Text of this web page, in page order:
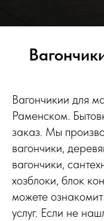
Вагончикии для
Раменском.
заказ. Мы
вагончики,
вагончики,
хозблоки, блок
можете
услуг. Если не